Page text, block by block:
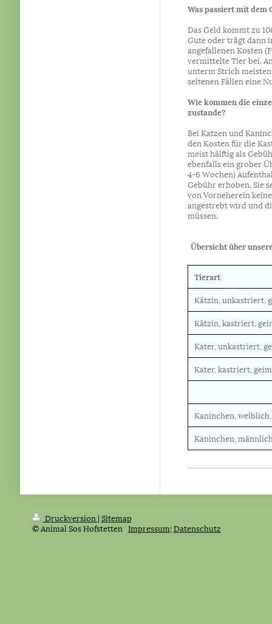
Was passiert mit dem
Das Geld kommt zu
Gute oder trägt dann
angefallenen Kosten
vermittelte Tier bei.
unterm Strich
seltenen Fällen eine
Wie kommen die
zustande?
Bei Katzen und
den Kosten für die
meist hälftig als
ebenfalls ein grober
4-6 Wochen)
Gebühr erhoben. Sie
von Vorneherein
angestrebt wird und
müssen.
Übersicht über
Tierart
Kätzin, unkastriert,
Kätzin, kastriert,
Kater, unkastriert,
Kater, kastriert,
Kaninchen,
Kaninchen,
Druckversion | Sitemap
© Animal Sos Hofstetten Impressum;Datenschutz